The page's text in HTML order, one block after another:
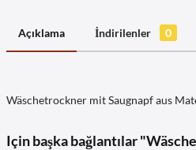
Açıklama İndirilenler 0
Wäschetrockner mit Saugnapf aus
Için başka bağlantılar